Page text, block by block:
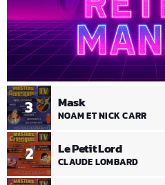
2 Le Petit Lord
CLAUDE LOMBARD
3 Mask
NOAM ET NICK CARR